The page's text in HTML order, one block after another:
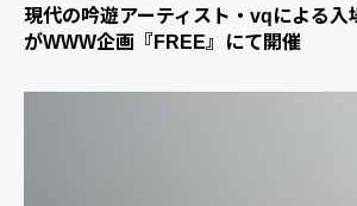
現代の吟遊アーティスト・vqによる入
がWWW企画『FREE』にて開催